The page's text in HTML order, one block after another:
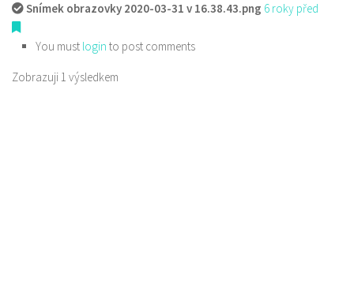
Snímek obrazovky 2020-03-31 v 16.38.43.png 6 roky před
You must login to post comments
Zobrazuji 1 výsledkem